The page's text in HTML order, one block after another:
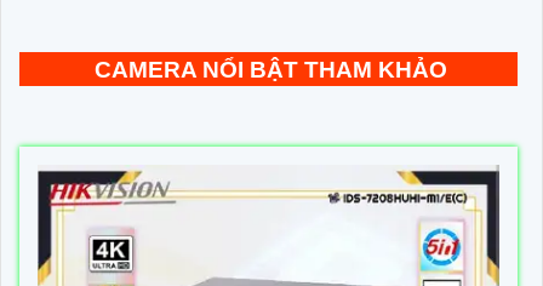
CAMERA NỔI BẬT THAM KHẢO